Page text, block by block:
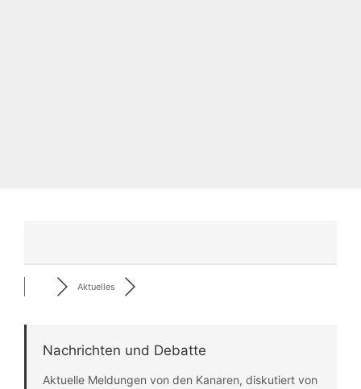
Aktuelles
Nachrichten und Debatte
Aktuelle Meldungen von den Kanaren, diskutiert von